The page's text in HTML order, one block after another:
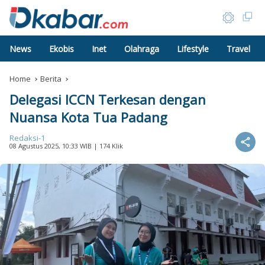
News Ekobis Inet Olahraga Lifestyle Travel
Home Berita
Delegasi ICCN Terkesan dengan
Nuansa Kota Tua Padang
Redaksi-1
08 Agustus 2025, 10:33 WIB | 174 Klik